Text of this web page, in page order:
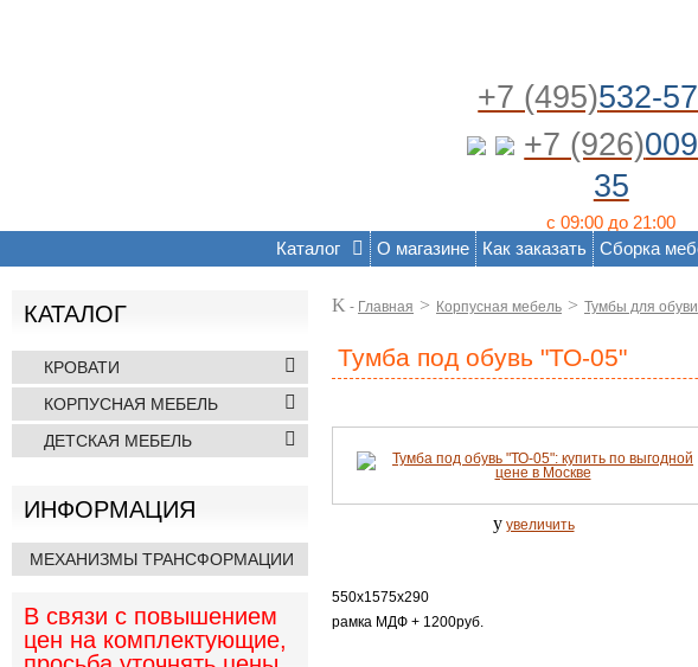
+7 (495)532-
+7 (926)
35
с 09:00 до 21:00
Каталог О магазине Как заказать Сборка
КАТАЛОГ
КРОВАТИ
КОРПУСНАЯ МЕБЕЛЬ
ДЕТСКАЯ МЕБЕЛЬ
ИНФОРМАЦИЯ
МЕХАНИЗМЫ ТРАНСФОРМАЦИИ
В связи с повышением
цен на комплектующие,
K - Главная > Корпусная мебель > Тумбы для обуви
Тумба под обувь "ТО-05"
y увеличить
550х1575х290
рамка МДФ + 1200руб.